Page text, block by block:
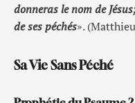
donneras le nom de
de ses péchés».
Sa Vie Sans Péché